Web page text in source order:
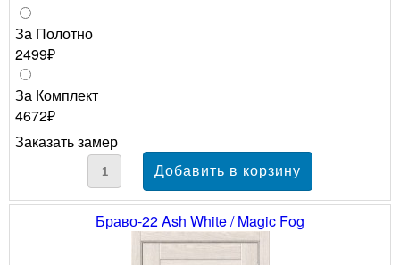
За Полотно
2499₽
За Комплект
4672₽
Заказать замер
Браво-22 Ash White / Magic Fog